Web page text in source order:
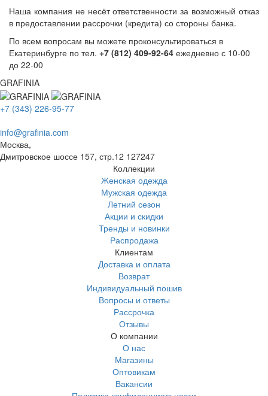
Наша компания не несёт ответственности за возможный отказ
в предоставлении рассрочки (кредита) со стороны банка.
По всем вопросам вы можете проконсультироваться в
Екатеринбурге по тел. +7 (812) 409-92-64 ежедневно с 10-00
до 22-00
GRAFINIA
+7 (343) 226-95-77
info@grafinia.com
Москва,
Дмитровское шоссе 157, стр.12 127247
Коллекции
Женская одежда
Мужская одежда
Летний сезон
Акции и скидки
Тренды и новинки
Распродажа
Клиентам
Доставка и оплата
Возврат
Индивидуальный пошив
Вопросы и ответы
Рассрочка
Отзывы
О компании
О нас
Магазины
Оптовикам
Вакансии